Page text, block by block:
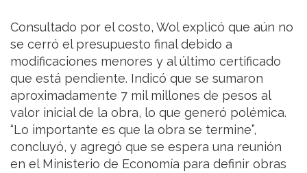
Consultado por el costo, Wol explicó que aún no
se cerró el presupuesto final debido a
modificaciones menores y al último certificado
que está pendiente. Indicó que se sumaron
aproximadamente 7 mil millones de pesos al
valor inicial de la obra, lo que generó polémica.
“Lo importante es que la obra se termine”,
concluyó, y agregó que se espera una reunión
en el Ministerio de Economía para definir obras